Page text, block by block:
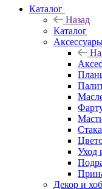
Каталог
Назад
Каталог
Уход
Декор и